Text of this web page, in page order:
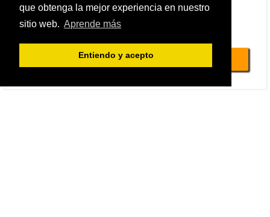
que obtenga la mejor experiencia en nuestro
sitio web. Aprende más
Entiendo y acepto
Imperial Hotel Tokyo
o